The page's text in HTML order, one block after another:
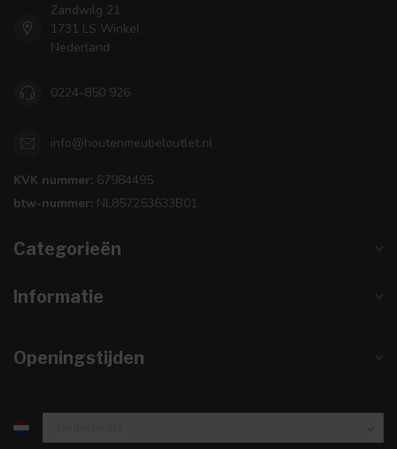
Zandwilg 21
1731 LS Winkel
Nederland
0224-850 926
info@houtenmeubeloutlet.nl
KVK nummer: 67984495
btw-nummer: NL857253633B01
Categorieën
Informatie
Openingstijden